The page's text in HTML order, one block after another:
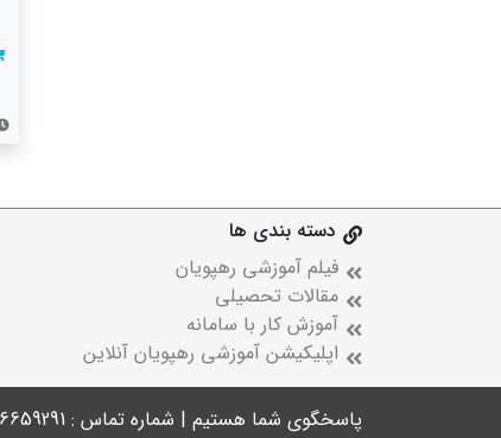
دسته بندی ها
فیلم آموزشی رهپویان
مقالات تحصیلی
آموزش کار با سامانه
اپلیکیشن آموزشی رهپویان آنلاین
پاسخگوی شما هستیم | شماره تماس : 66659291-021